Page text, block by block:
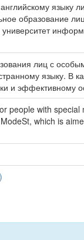
образование
лиц с
языку. В
и эффективному
with
which is